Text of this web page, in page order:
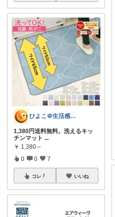
ひよこ＠生活感を隠すナチュラル日用品
1,380円送料無料。洗えるキッ
チンマット ...
￥ 1,380～
0 0 7
コレ いいね